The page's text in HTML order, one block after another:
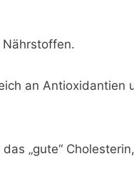
an Antioxidantien
„gute“